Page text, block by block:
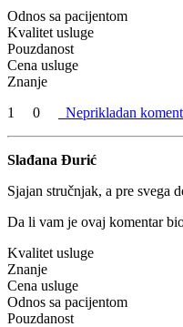
Odnos sa pacijentom
Kvalitet usluge
Pouzdanost
Cena usluge
Znanje
1
0 Neprikladan
Slađana Đurić
Sjajan stručnjak, a pre svega
Da li vam je ovaj komentar
Kvalitet usluge
Znanje
Cena usluge
Odnos sa pacijentom
Pouzdanost